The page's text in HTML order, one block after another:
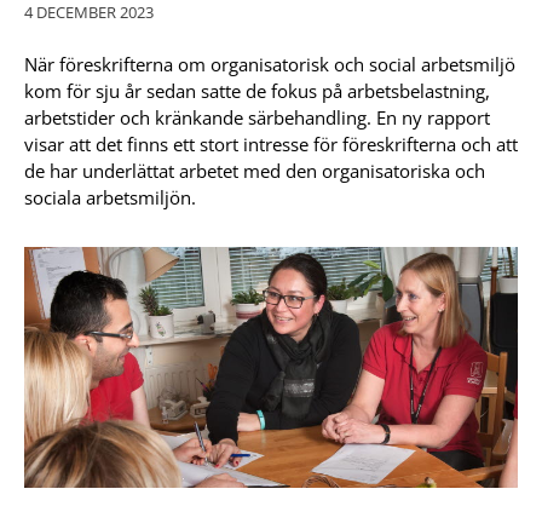
4 DECEMBER 2023
När föreskrifterna om organisatorisk och social arbetsmiljö
kom för sju år sedan satte de fokus på arbetsbelastning,
arbetstider och kränkande särbehandling. En ny rapport
visar att det finns ett stort intresse för föreskrifterna och att
de har underlättat arbetet med den organisatoriska och
sociala arbetsmiljön.